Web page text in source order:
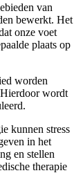
van
bewerkt. Het
onze voet
plaats op
worden
Hierdoor wordt
kunnen stress
in het
en stellen
therapie